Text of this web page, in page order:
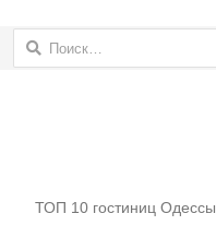
Найти:
ТОП 10 гостиниц Одессы